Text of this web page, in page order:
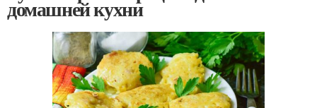
домашней кухни